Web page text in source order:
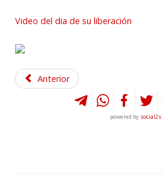
Video del dia de su liberación
Anterior
powered by social2s